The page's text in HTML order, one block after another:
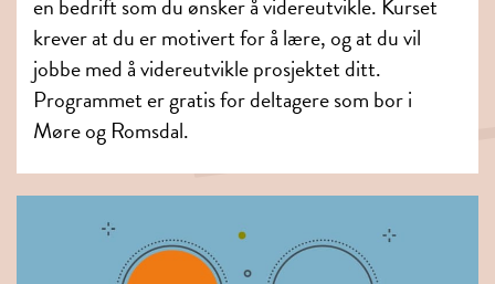
en bedrift som du ønsker å videreutvikle. Kurset
krever at du er motivert for å lære, og at du vil
jobbe med å videreutvikle prosjektet ditt.
Programmet er gratis for deltagere som bor i
Møre og Romsdal.